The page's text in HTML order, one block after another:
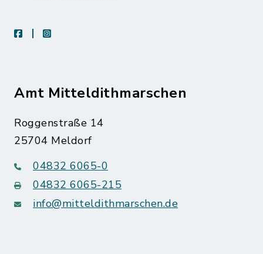
facebookinstagram
Amt Mitteldithmarschen
Roggenstraße 14
25704 Meldorf
04832 6065-0
04832 6065-215
info@mitteldithmarschen.de